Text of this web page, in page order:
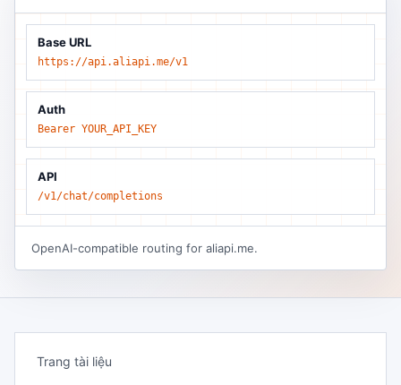
Base URL
https://api.aliapi.me/v1
Auth
Bearer YOUR_API_KEY
API
/v1/chat/completions
OpenAI-compatible routing for aliapi.me.
Trang tài liệu